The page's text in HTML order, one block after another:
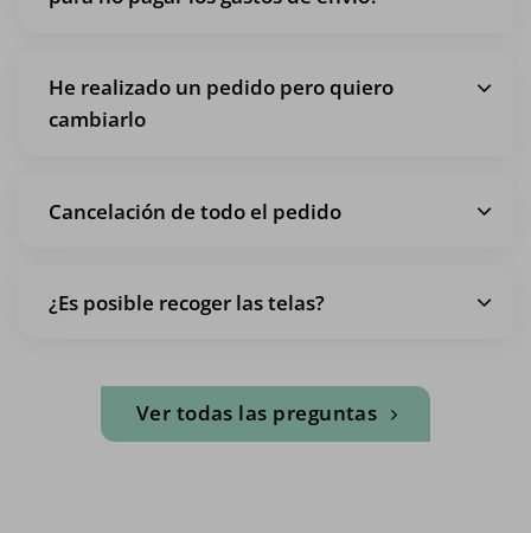
He realizado un pedido pero quiero
cambiarlo
Cancelación de todo el pedido
¿Es posible recoger las telas?
Ver todas las preguntas